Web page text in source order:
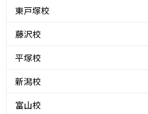
東戸塚校
藤沢校
平塚校
新潟校
富山校